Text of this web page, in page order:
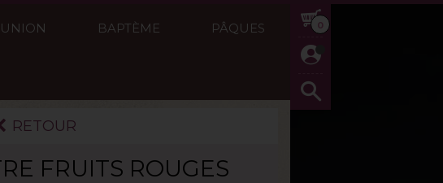
0
BAPTÈME PÂQUES
FRUITS ROUGES
RETOUR